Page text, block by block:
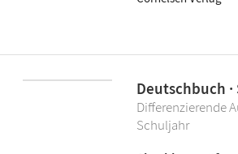
Deutschbuch
Differenzierende
Schuljahr